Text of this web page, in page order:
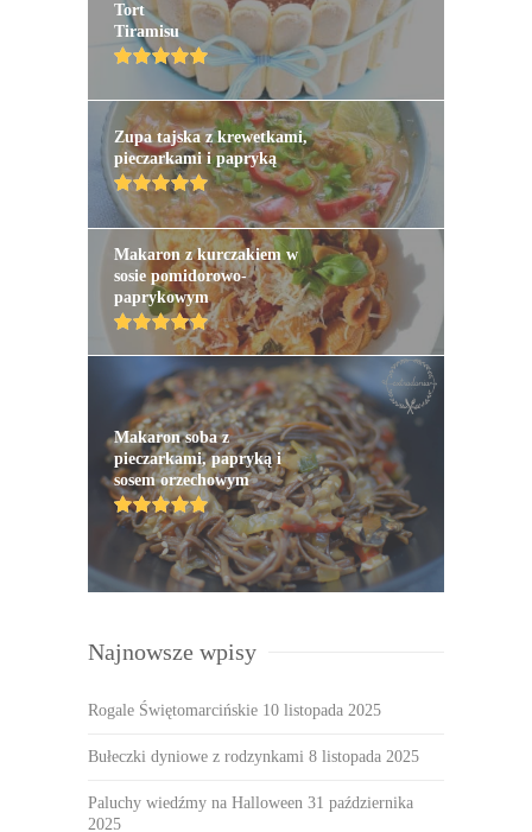
Tort
Tiramisu
Zupa tajska z krewetkami,
pieczarkami i papryką
Makaron z kurczakiem w
sosie pomidorowo-
paprykowym
Makaron soba z
pieczarkami, papryką i
sosem orzechowym
Najnowsze wpisy
Rogale Świętomarcińskie 10 listopada 2025
Bułeczki dyniowe z rodzynkami 8 listopada 2025
Paluchy wiedźmy na Halloween 31 października
2025